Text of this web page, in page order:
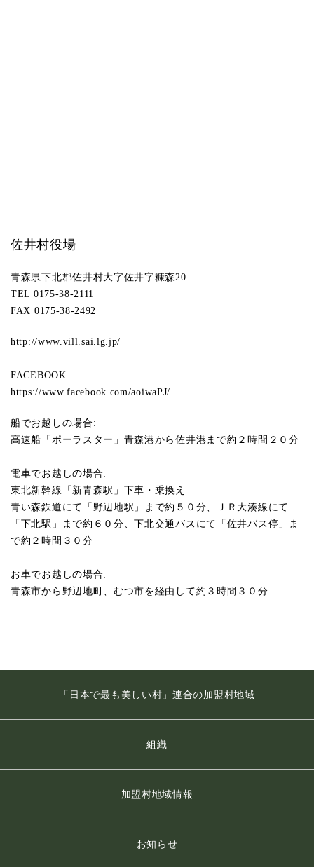
佐井村役場
青森県下北郡佐井村大字佐井字糠森20
TEL 0175-38-2111
FAX 0175-38-2492
http://www.vill.sai.lg.jp/
FACEBOOK
https://www.facebook.com/aoiwaPJ/
船でお越しの場合:
高速船「ポーラスター」青森港から佐井港まで約２時間２０分
電車でお越しの場合:
東北新幹線「新青森駅」下車・乗換え
青い森鉄道にて「野辺地駅」まで約５０分、ＪＲ大湊線にて
「下北駅」まで約６０分、下北交通バスにて「佐井バス停」ま
で約２時間３０分
お車でお越しの場合:
青森市から野辺地町、むつ市を経由して約３時間３０分
「日本で最も美しい村」連合の加盟村地域
組織
加盟村地域情報
お知らせ